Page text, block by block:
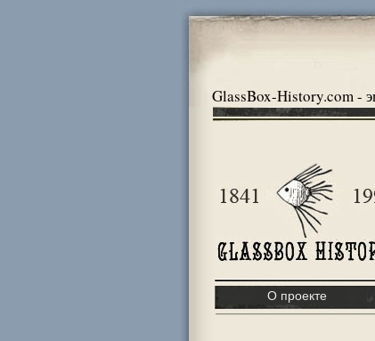
GlassBox-History.com -
О проекте